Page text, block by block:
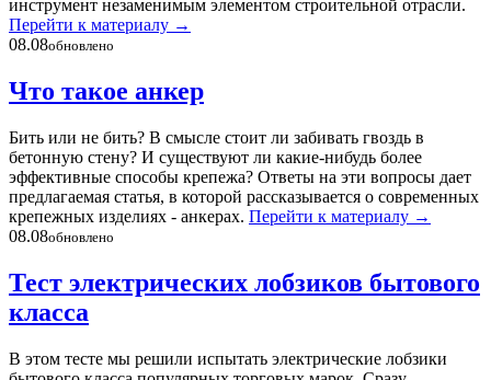
инструмент незаменимым элементом строительной отрасли.
Перейти к материалу →
08.08обновлено
Что такое анкер
Бить или не бить? В смысле стоит ли забивать гвоздь в
бетонную стену? И существуют ли какие-нибудь более
эффективные способы крепежа? Ответы на эти вопросы дает
предлагаемая статья, в которой рассказывается о современных
крепежных изделиях - анкерах. Перейти к материалу →
08.08обновлено
Тест электрических лобзиков бытового
класса
В этом тесте мы решили испытать электрические лобзики